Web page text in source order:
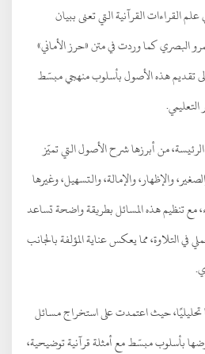
القراءات القرآنية التي تعنى ببيان
البصري كما وردت في متن «حرز الأماني»
تقديم هذه الأصول بأسلوب منهجي مبسّط
من أبرزها شرح الأصول التي تميّز
والإظهار، والإمالة، والتسهيل، وغيرها
مع تنظيم هذه المسائل بطريقة واضحة تساعد
في التلاوة، مما يعكس عناية المؤلفة بالجانب
تحليليًا، حيث اعتمدت على استخراج مسائل
بأسلوب مبسّط مع أمثلة قرآنية توضيحية،